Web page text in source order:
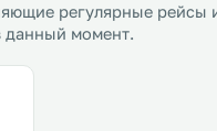
регулярные рейсы
данный момент.